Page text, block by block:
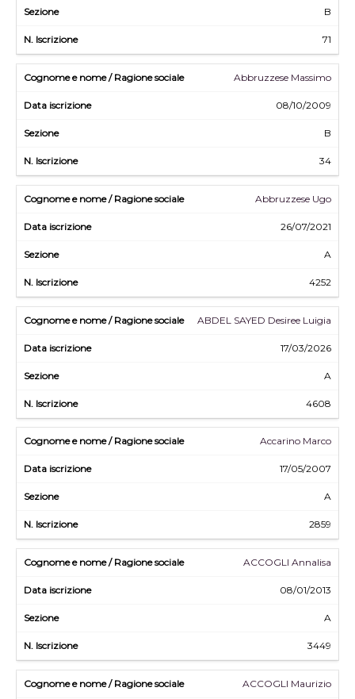
B
71
Abbruzzese Massimo
08/10/2009
B
34
Abbruzzese Ugo
26/07/2021
A
4252
ABDEL SAYED Desiree Luigia
17/03/2026
A
4608
Accarino Marco
17/05/2007
A
2859
ACCOGLI Annalisa
08/01/2013
A
3449
ACCOGLI Maurizio